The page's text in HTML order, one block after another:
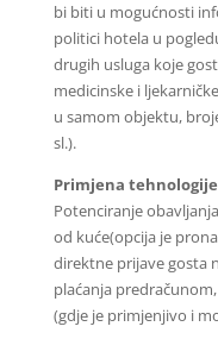
bi biti u mogućnosti
politici hotela u
drugih usluga koje
medicinske i
u samom objektu,
sl.).
Primjena tehnologije
Potenciranje
od kuće(opcija je
direktne prijave gosta
plaćanja
(gdje je primjenjivo i